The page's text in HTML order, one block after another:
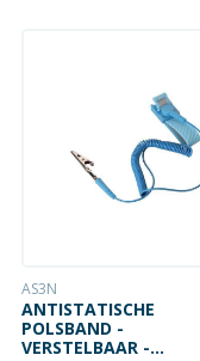
AS3N
ANTISTATISCHE
POLSBAND -
VERSTELBAAR -